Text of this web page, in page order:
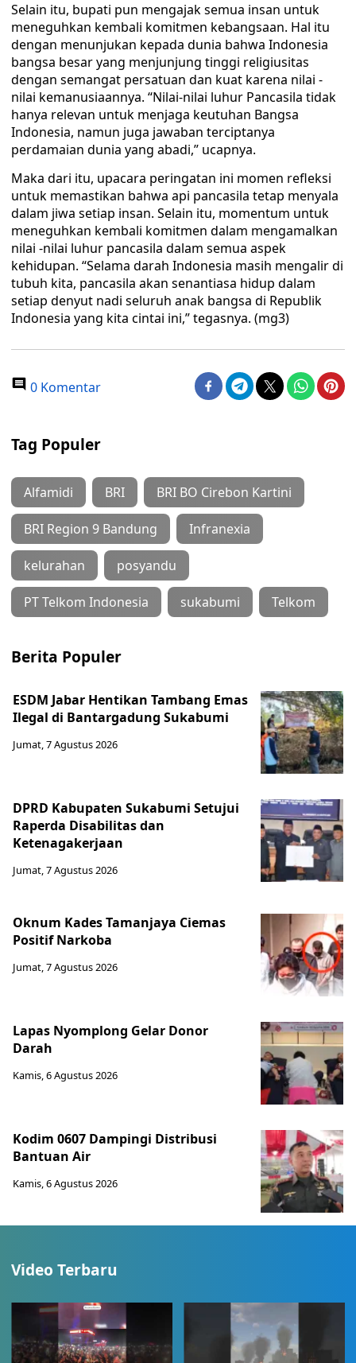
Selain itu, bupati pun mengajak semua insan untuk
meneguhkan kembali komitmen kebangsaan. Hal itu
dengan menunjukan kepada dunia bahwa Indonesia
bangsa besar yang menjunjung tinggi religiusitas
dengan semangat persatuan dan kuat karena nilai -
nilai kemanusiaannya. “Nilai-nilai luhur Pancasila tidak
hanya relevan untuk menjaga keutuhan Bangsa
Indonesia, namun juga jawaban terciptanya
perdamaian dunia yang abadi,” ucapnya.
Maka dari itu, upacara peringatan ini momen refleksi
untuk memastikan bahwa api pancasila tetap menyala
dalam jiwa setiap insan. Selain itu, momentum untuk
meneguhkan kembali komitmen dalam mengamalkan
nilai -nilai luhur pancasila dalam semua aspek
kehidupan. “Selama darah Indonesia masih mengalir di
tubuh kita, pancasila akan senantiasa hidup dalam
setiap denyut nadi seluruh anak bangsa di Republik
Indonesia yang kita cintai ini,” tegasnya. (mg3)
0 Komentar
Tag Populer
Alfamidi BRI BRI BO Cirebon Kartini
BRI Region 9 Bandung Infranexia
kelurahan posyandu
PT Telkom Indonesia sukabumi Telkom
Berita Populer
ESDM Jabar Hentikan Tambang Emas
Ilegal di Bantargadung Sukabumi
Jumat, 7 Agustus 2026
DPRD Kabupaten Sukabumi Setujui
Raperda Disabilitas dan
Ketenagakerjaan
Jumat, 7 Agustus 2026
Oknum Kades Tamanjaya Ciemas
Positif Narkoba
Jumat, 7 Agustus 2026
Lapas Nyomplong Gelar Donor
Darah
Kamis, 6 Agustus 2026
Kodim 0607 Dampingi Distribusi
Bantuan Air
Kamis, 6 Agustus 2026
Video Terbaru